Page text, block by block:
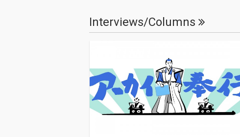
配信され話題を呼んで
いる「ルームダンサー
ush!」、「デートの練
習」、「反省と後
悔」、「ベランダか
ら」といった、堀込高
樹のユニークなセンス
が光る印象的なタイト
配信され話題を呼んで
いる「ルームダンサー
ush!」、「デートの練
習」、「反省と後
悔」、「ベランダか
ら」といった、堀込高
樹のユニークなセンス
が光る印象的なタイト
Interviews/Columns